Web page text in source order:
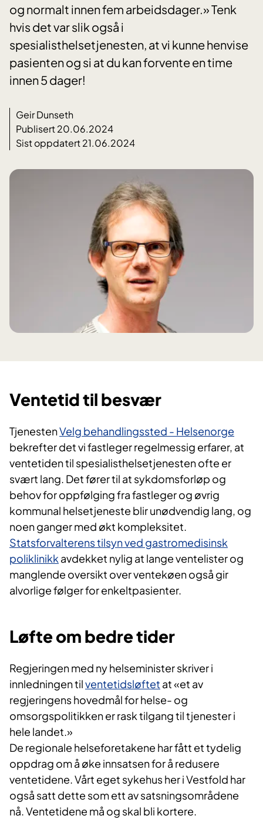
og normalt innen fem arbeidsdager.» Tenk
hvis det var slik også i
spesialisthelsetjenesten, at vi kunne henvise
pasienten og si at du kan forvente en time
innen 5 dager!
Geir Dunseth
Publisert 20.06.2024
Sist oppdatert 21.06.2024
Ventetid til besvær
TjenestenVelg behandlingssted - Helsenorge
bekrefter det vi fastleger regelmessig erfarer, at
ventetiden til spesialisthelsetjenesten ofte er
svært lang. Det fører til at sykdomsforløp og
behov for oppfølging fra fastleger og øvrig
kommunal helsetjeneste blir unødvendig lang, og
noen ganger med økt kompleksitet.
Statsforvalterens tilsyn ved gastromedisinsk
poliklinikk avdekket nylig at lange ventelister og
manglende oversikt over ventekøen også gir
alvorlige følger for enkeltpasienter.
Løfte om bedre tider
Regjeringen med ny helseminister skriver i
innledningen tilventetidsløftet at «et av
regjeringens hovedmål for helse- og
omsorgspolitikken er rask tilgang til tjenester i
hele landet.»
De regionale helseforetakene har fått et tydelig
oppdrag om å øke innsatsen for å redusere
ventetidene. Vårt eget sykehus her i Vestfold har
også satt dette som ett av satsningsområdene
nå. Ventetidene må og skal bli kortere.